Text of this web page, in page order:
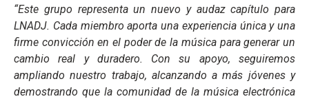
“Este grupo representa un nuevo y audaz capítulo para
LNADJ. Cada miembro aporta una experiencia única y una
firme convicción en el poder de la música para generar un
cambio real y duradero. Con su apoyo, seguiremos
ampliando nuestro trabajo, alcanzando a más jóvenes y
demostrando que la comunidad de la música electrónica